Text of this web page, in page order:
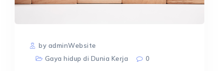
by adminWebsite
Gaya hidup di Dunia Kerja
0